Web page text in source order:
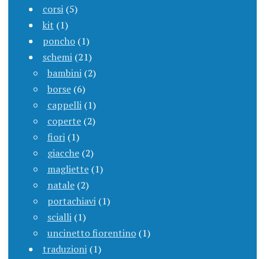
corsi (5)
kit (1)
poncho (1)
schemi (21)
bambini (2)
borse (6)
cappelli (1)
coperte (2)
fiori (1)
giacche (2)
magliette (1)
natale (2)
portachiavi (1)
scialli (1)
uncinetto fiorentino (1)
traduzioni (1)